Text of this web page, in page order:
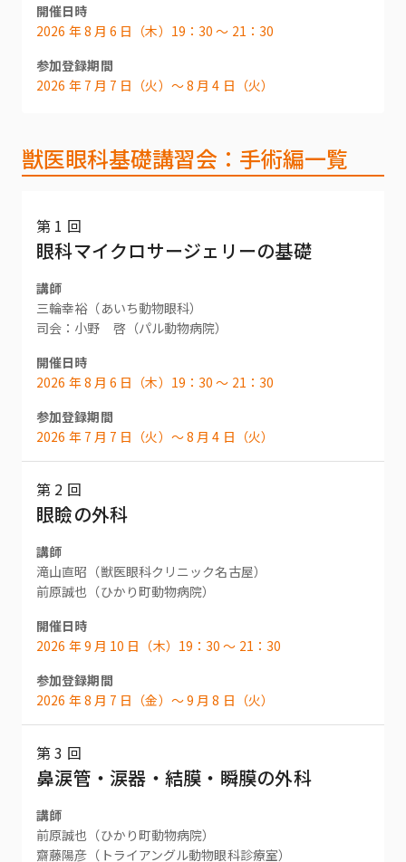
開催日時
2026 年 8 月 6 日（木）19：30 〜 21：30
参加登録期間
2026 年 7 月 7 日（火）〜 8 月 4 日（火）
獣医眼科基礎講習会：手術編一覧
第 1 回
眼科マイクロサージェリーの基礎
講師
三輪幸裕（あいち動物眼科）
司会：小野 啓（パル動物病院）
開催日時
2026 年 8 月 6 日（木）19：30 〜 21：30
参加登録期間
2026 年 7 月 7 日（火）〜 8 月 4 日（火）
第 2 回
眼瞼の外科
講師
滝山直昭（獣医眼科クリニック名古屋）
前原誠也（ひかり町動物病院）
開催日時
2026 年 9 月 10 日（木）19：30 〜 21：30
参加登録期間
2026 年 8 月 7 日（金）〜 9 月 8 日（火）
第 3 回
鼻涙管・涙器・結膜・瞬膜の外科
講師
前原誠也（ひかり町動物病院）
齋藤陽彦（トライアングル動物眼科診療室）